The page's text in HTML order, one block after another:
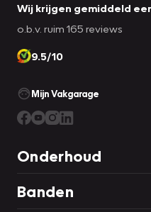
Wij krijgen gemiddeld
o.b.v. ruim 165 reviews
9.5/10
Mijn Vakgarage
Onderhoud
Banden